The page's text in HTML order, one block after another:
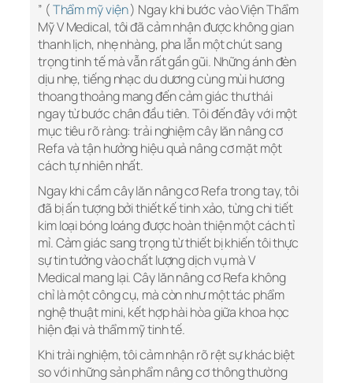
” (Thẩm mỹ viện) Ngay khi bước vào Viện Thẩm
Mỹ V Medical, tôi đã cảm nhận được không gian
thanh lịch, nhẹ nhàng, pha lẫn một chút sang
trọng tinh tế mà vẫn rất gần gũi. Những ánh đèn
dịu nhẹ, tiếng nhạc du dương cùng mùi hương
thoang thoảng mang đến cảm giác thư thái
ngay từ bước chân đầu tiên. Tôi đến đây với một
mục tiêu rõ ràng: trải nghiệm cây lăn nâng cơ
Refa và tận hưởng hiệu quả nâng cơ mặt một
cách tự nhiên nhất.
Ngay khi cầm cây lăn nâng cơ Refa trong tay, tôi
đã bị ấn tượng bởi thiết kế tinh xảo, từng chi tiết
kim loại bóng loáng được hoàn thiện một cách tỉ
mỉ. Cảm giác sang trọng từ thiết bị khiến tôi thực
sự tin tưởng vào chất lượng dịch vụ mà V
Medical mang lại. Cây lăn nâng cơ Refa không
chỉ là một công cụ, mà còn như một tác phẩm
nghệ thuật mini, kết hợp hài hòa giữa khoa học
hiện đại và thẩm mỹ tinh tế.
Khi trải nghiệm, tôi cảm nhận rõ rệt sự khác biệt
so với những sản phẩm nâng cơ thông thường